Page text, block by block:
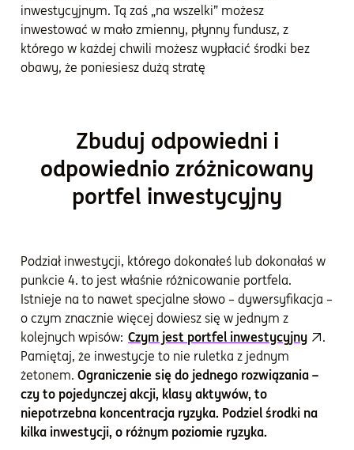
inwestycyjnym. Tą zaś „na wszelki” możesz
inwestować w mało zmienny, płynny fundusz, z
którego w każdej chwili możesz wypłacić środki bez
obawy, że poniesiesz dużą stratę
Zbuduj odpowiedni i
odpowiednio zróżnicowany
portfel inwestycyjny
Podział inwestycji, którego dokonałeś lub dokonałaś w
punkcie 4. to jest właśnie różnicowanie portfela.
Istnieje na to nawet specjalne słowo – dywersyfikacja –
o czym znacznie więcej dowiesz się w jednym z
kolejnych wpisów: Czym jest portfel inwestycyjny
.
Pamiętaj, że inwestycje to nie ruletka z jednym
żetonem. Ograniczenie się do jednego rozwiązania –
czy to pojedynczej akcji, klasy aktywów, to
niepotrzebna koncentracja ryzyka. Podziel środki na
kilka inwestycji, o różnym poziomie ryzyka.